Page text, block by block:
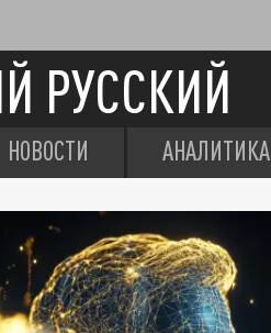
РУССКИЙ
НОВОСТИ АНАЛИТИКА